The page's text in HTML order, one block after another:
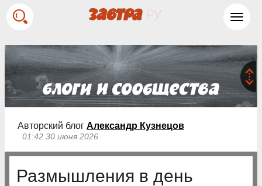
Авторский блог Александр Кузнецов
01:42 30 июня 2026
Размышления в день